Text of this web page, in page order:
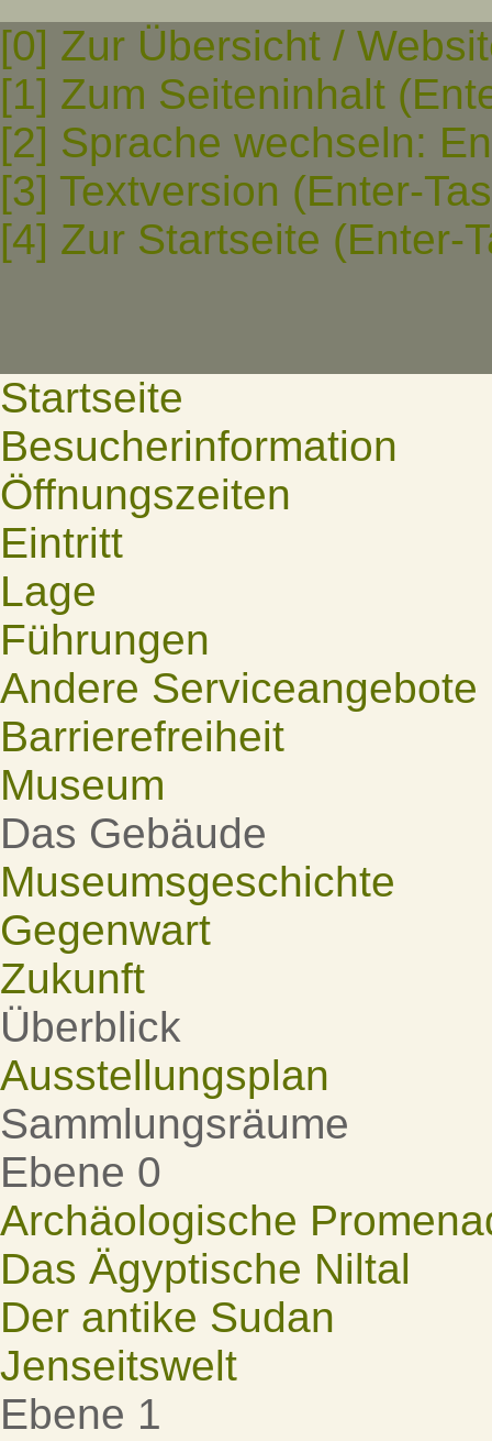
[0] Zur Übersicht /
[1] Zum Seiteninhalt
[2] Sprache wechseln:
[3] Textversion (Enter-
[4] Zur Startseite (Enter-
Startseite
Besucherinformation
Öffnungszeiten
Eintritt
Lage
Führungen
Andere Serviceangebote
Barrierefreiheit
Museum
Das Gebäude
Museumsgeschichte
Gegenwart
Zukunft
Überblick
Ausstellungsplan
Sammlungsräume
Ebene 0
Archäologische
Das Ägyptische Niltal
Der antike Sudan
Jenseitswelt
Ebene 1